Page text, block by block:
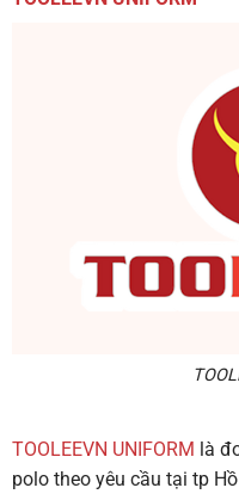
TOOLEEVN UNIFORM là
polo theo yêu cầu tại tp